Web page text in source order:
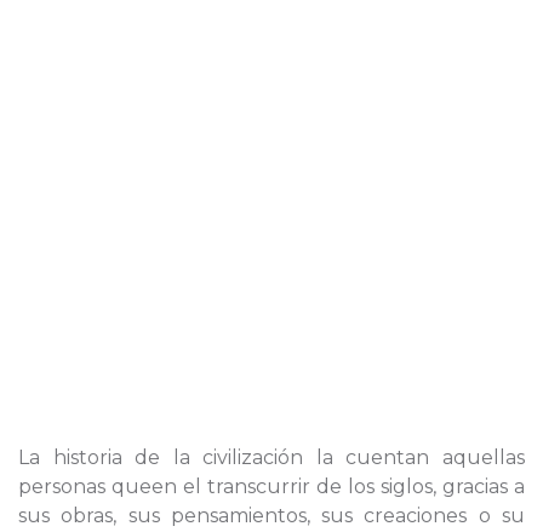
La historia de la civilización la cuentan aquellas
personas queen el transcurrir de los siglos, gracias a
sus obras, sus pensamientos, sus creaciones o su